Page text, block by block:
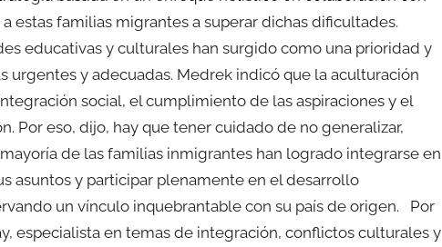
estas familias migrantes a superar dichas dificultades.
educativas y culturales han surgido como una prioridad y
urgentes y adecuadas. Medrek indicó que la aculturación
social, el cumplimiento de las aspiraciones y el
Por eso, dijo, hay que tener cuidado de no generalizar,
de las familias inmigrantes han logrado integrarse en
asuntos y participar plenamente en el desarrollo
un vínculo inquebrantable con su país de origen. Por
especialista en temas de integración, conflictos culturales y